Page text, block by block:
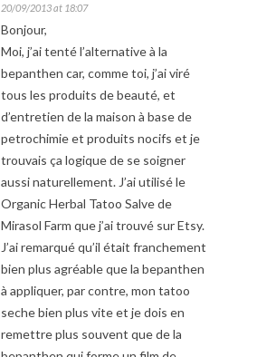
20/09/2013 at 18:07
Bonjour,
Moi, j’ai tenté l’alternative à la
bepanthen car, comme toi, j’ai viré
tous les produits de beauté, et
d’entretien de la maison à base de
petrochimie et produits nocifs et je
trouvais ça logique de se soigner
aussi naturellement. J’ai utilisé le
Organic Herbal Tatoo Salve de
Mirasol Farm que j’ai trouvé sur Etsy.
J’ai remarqué qu’il était franchement
bien plus agréable que la bepanthen
à appliquer, par contre, mon tatoo
seche bien plus vite et je dois en
remettre plus souvent que de la